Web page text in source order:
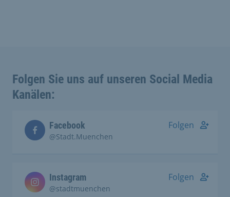
Folgen Sie uns auf unseren Social Media
Kanälen:
Facebook
@Stadt.Muenchen
Folgen
Instagram
@stadtmuenchen
Folgen